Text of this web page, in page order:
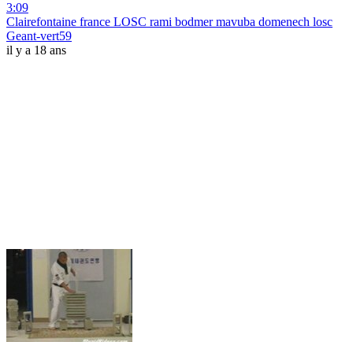
3:09
Clairefontaine france LOSC rami bodmer mavuba domenech losc
Geant-vert59
il y a 18 ans